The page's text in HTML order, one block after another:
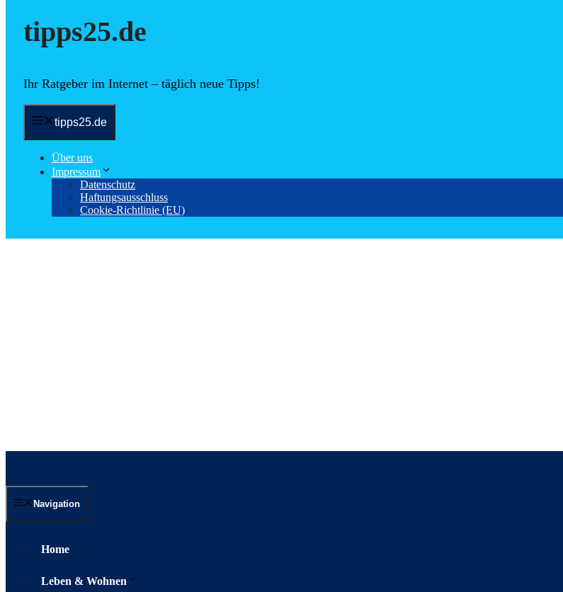
tipps25.de
Ihr Ratgeber im Internet – täglich neue Tipps!
tipps25.de
Über uns
Impressum
Datenschutz
Haftungsausschluss
Cookie-Richtlinie (EU)
Navigation
Home
Leben & Wohnen